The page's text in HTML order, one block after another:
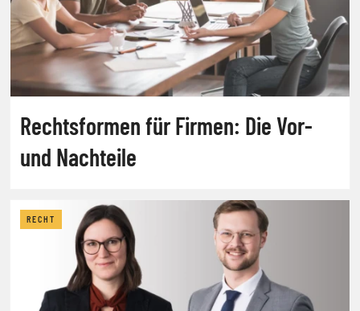
Rechtsformen für Firmen: Die Vor-
und Nachteile
RECHT